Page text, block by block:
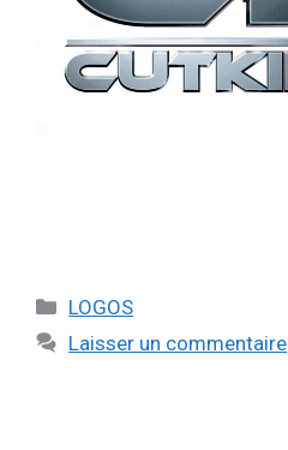
LOGOS
Laisser un commentaire